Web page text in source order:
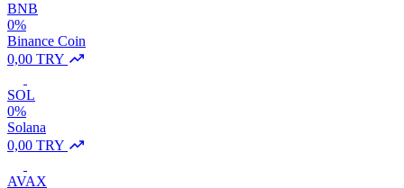
BNB
0%
Binance Coin
0,00 TRY
SOL
0%
Solana
0,00 TRY
AVAX